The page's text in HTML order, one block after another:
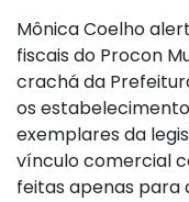
Mônica Coelho
fiscais do Procon
crachá da
os
exemplares da
vínculo comercial
feitas apenas para